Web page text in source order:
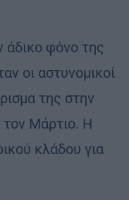
άδικο φόνο της
οι αστυνομικοί
της στην
τον Μάρτιο. Η
κλάδου για